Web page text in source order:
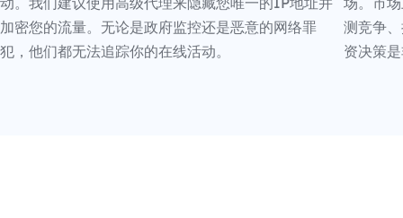
加密您的流量。无论是政府监控还是恶意的网络罪
犯，他们都无法追踪你的在线活动。
测竞争
资决策